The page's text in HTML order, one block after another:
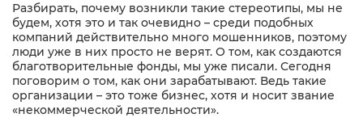
Разбирать, почему возникли такие стереотипы, мы не
будем, хотя это и так очевидно – среди подобных
компаний действительно много мошенников, поэтому
люди уже в них просто не верят. О том, как создаются
благотворительные фонды, мы уже писали. Сегодня
поговорим о том, как они зарабатывают. Ведь такие
организации – это тоже бизнес, хотя и носит звание
«некоммерческой деятельности».